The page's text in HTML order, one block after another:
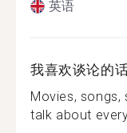
英语
我喜欢谈论的
Movies, songs,
talk about